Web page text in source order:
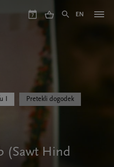
7 EN
I Pretekli dogodek
(Sawt Hind